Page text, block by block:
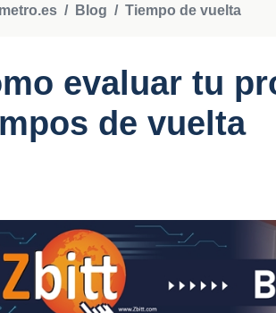
Blog Tiempo de vuelta
evaluar tu
de vuelta